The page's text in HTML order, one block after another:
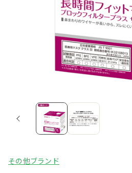
その他ブランド